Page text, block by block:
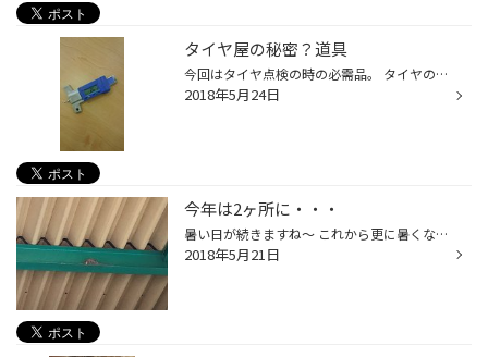
タイヤ屋の秘密？道具
今回はタイヤ点検の時の必需品。 タイヤの溝の深さを測る 「デプスゲージ」 この工具でタイヤの溝の深さを測ります。 交換時期は溝の深さが3ｍｍを切っているタイヤです。 溝が少ないなと感じたら、タイヤ館下松店にお越し下さい。 しっかりと計ります。
2018年5月24日
今年は2ヶ所に・・・
暑い日が続きますね～ これから更に暑くなってきますが・・・。 体調管理はしっかりしましょう。 お車の体調管理もお忘れなく・・・。 暑くても寒くてもタイヤ館下松は元気に営業中!! 突然話は変わりますが 毎年お店のＰＩＴに巣を作られますが 今年はなぜか2ヶ所に建築されてました。 早く大きくな...
2018年5月21日